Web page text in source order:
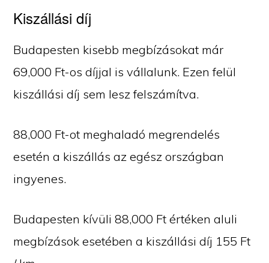
Kiszállási díj
Budapesten kisebb megbízásokat már
69,000 Ft-os díjjal is vállalunk. Ezen felül
kiszállási díj sem lesz felszámítva.
88,000 Ft-ot meghaladó megrendelés
esetén a kiszállás az egész országban
ingyenes.
Budapesten kívüli 88,000 Ft értéken aluli
megbízások esetében a kiszállási díj 155 Ft